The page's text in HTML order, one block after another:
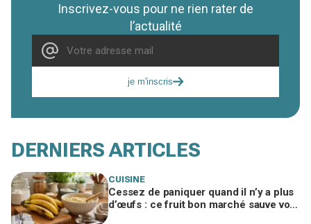
Inscrivez-vous pour ne rien rater de
l’actualité
je m'inscris
DERNIERS ARTICLES
CUISINE
Cessez de paniquer quand il n’y a plus
d’œufs : ce fruit bon marché sauve vos